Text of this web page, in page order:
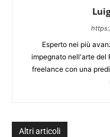
Esperto nei più
impegnato nell'arte del
freelance con una
Altri articoli